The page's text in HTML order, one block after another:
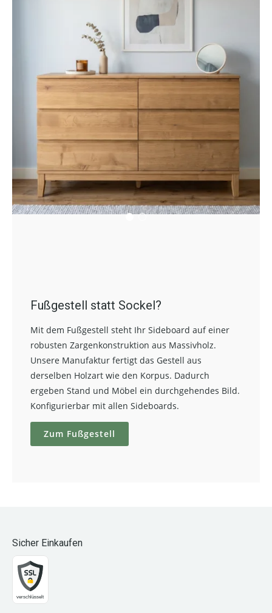
Fußgestell statt Sockel?
Mit dem Fußgestell steht Ihr Sideboard auf einer
robusten Zargenkonstruktion aus Massivholz.
Unsere Manufaktur fertigt das Gestell aus
derselben Holzart wie den Korpus. Dadurch
ergeben Stand und Möbel ein durchgehendes Bild.
Konfigurierbar mit allen Sideboards.
Zum Fußgestell
Sicher Einkaufen